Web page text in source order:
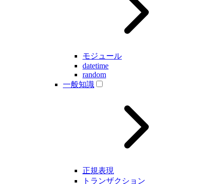
モジュール
datetime
random
一般知識
正規表現
トランザクション